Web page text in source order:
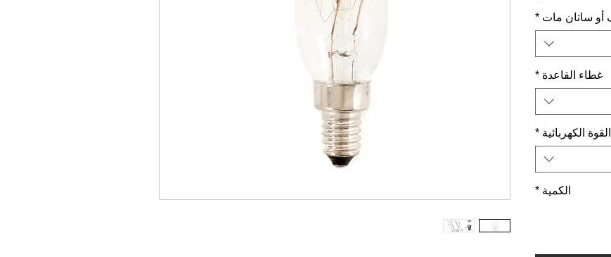
ساتان مات *
غطاء القاعدة *
القوة الكهربائية *
الكمية *